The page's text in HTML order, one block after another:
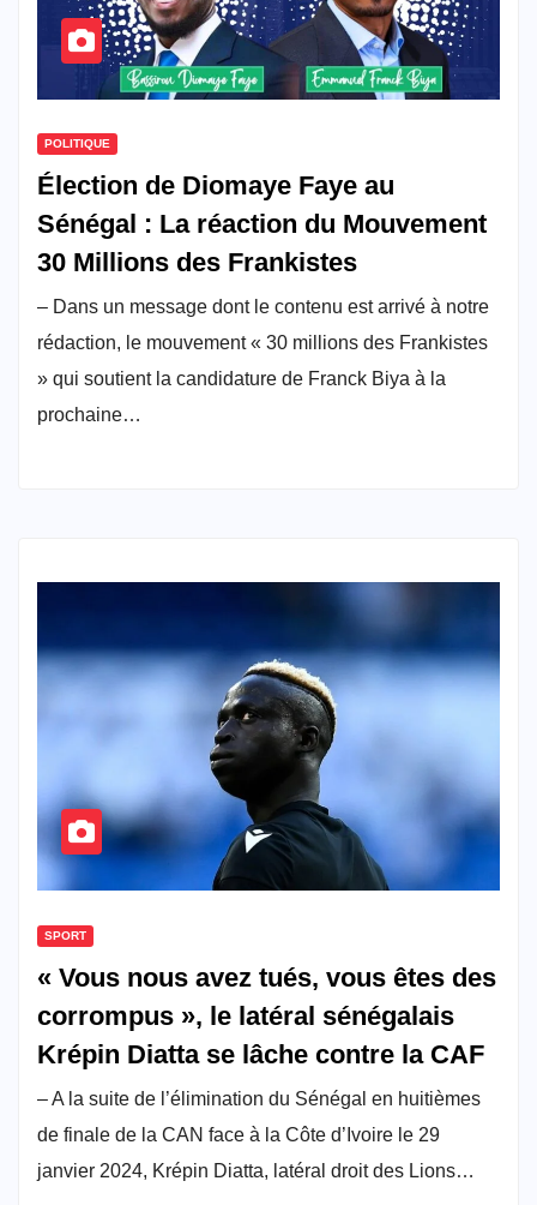
POLITIQUE
Élection de Diomaye Faye au
Sénégal : La réaction du Mouvement
30 Millions des Frankistes
– Dans un message dont le contenu est arrivé à notre
rédaction, le mouvement « 30 millions des Frankistes
» qui soutient la candidature de Franck Biya à la
prochaine…
SPORT
« Vous nous avez tués, vous êtes des
corrompus », le latéral sénégalais
Krépin Diatta se lâche contre la CAF
– A la suite de l’élimination du Sénégal en huitièmes
de finale de la CAN face à la Côte d’Ivoire le 29
janvier 2024, Krépin Diatta, latéral droit des Lions…